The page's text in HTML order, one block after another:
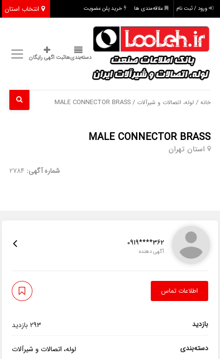
انتخاب استان ورود / ثبت نام علاقه‌مندی ها خرید پلن عضویت
دسته‌بندی‌هاثبت اگهی رایگان
خانه / لوله، اتصالات و شیرآلات / MALE CONNECTOR BRASS
MALE CONNECTOR BRASS
استان تهران
شماره آگهی: 2784
0919****362
آگهی دهنده
اطلاعات تماس
بازدید 293 بازدید
دسته‌بندی لوله، اتصالات و شیرآلات